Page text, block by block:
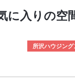
に入りの空
所沢ハウジン